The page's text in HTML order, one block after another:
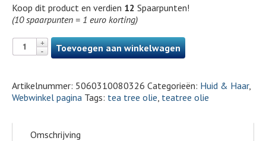
Koop dit product en verdien 12 Spaarpunten!
(10 spaarpunten = 1 euro korting)
Toevoegen aan winkelwagen
Artikelnummer: 5060310080326 Categorieën: Huid & Haar,
Webwinkel pagina Tags: tea tree olie teatree olie
Omschrijving